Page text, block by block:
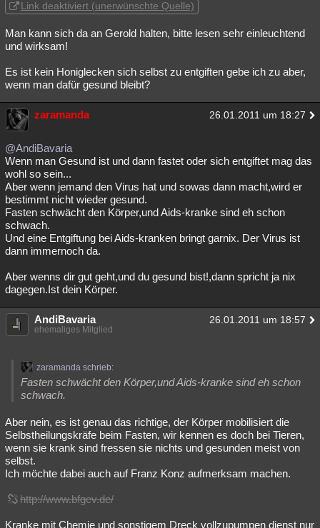
Link deaktiviert (unerwünschte Quelle)
Man kann sich da an Gerold halten, bitte lesen sehr einleuchtend
und wirksam!
Es ist kein Honiglecken sich selbst zu entgiften gebe ich zu aber,
wenn man dafür gesund bleibt?
zaramanda 26.01.2011 um 18:27
@AndiBavaria
Wenn man Gesund ist und dann fastet oder sich entgiftet mag das
wohl so sein...
Aber wenn jemand den Virus hat und sowas dann macht,wird er
bestimmt nicht wieder gesund.
Fasten schwächt den Körper,und Aids-kranke sind eh schon
schwach.
Und eine Entgiftung bei Aids-kranken bringt garnix. Der Virus ist
dann immernoch da.
Aber wenns dir gut geht,und du gesund bist!,dann spricht ja nix
dagegen.Ist dein Körper.
AndiBavaria 26.01.2011 um 18:57
ehemaliges Mitglied
zaramanda schrieb:
Fasten schwächt den Körper,und Aids-kranke sind eh schon
schwach.
Aber nein, es ist genau das richtige, der Körper mobilisiert die
Selbstheilungskräfe beim Fasten, wir kennen es doch bei Tieren,
wenn sie krank sind fressen sie nichts und gesunden meist von
selbst.
Ich möchte dabei auch auf Franz Konz aufmerksam machen.
http://www.bfgev.de/
Kranke mit Chemie und sonstigem Dreck vollzupumpen dienst nur